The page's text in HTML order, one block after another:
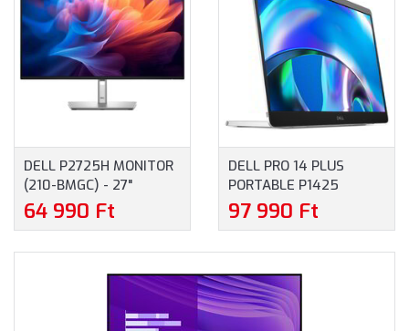
THUNDERBOLT 4, USB, 3
ÉV GARANCIA, EZÜST
SZÍNBEN
DELL P2725H MONITOR
(210-BMGC) - 27"
FULLHD (1920X1080),
IPS, 1500:1, 250CD, 8MS,
GARANCIA, FEKETE
64 990 Ft
DELL PRO 14 PLUS
PORTABLE P1425
HORDOZHATÓ MONITOR
(210-BQTB) - 14.0"
1500:1, 7 MS, USB-C, 3
ÉV GARANCIA, SZÜRKE
SZÍNBEN
97 990 Ft